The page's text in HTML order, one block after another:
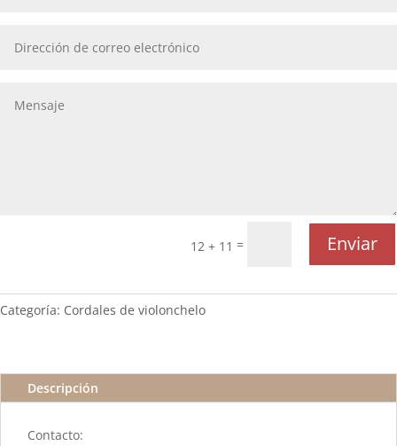
12 + 11 = Enviar
Categoría: Cordales de violonchelo
Descripción
Contacto: